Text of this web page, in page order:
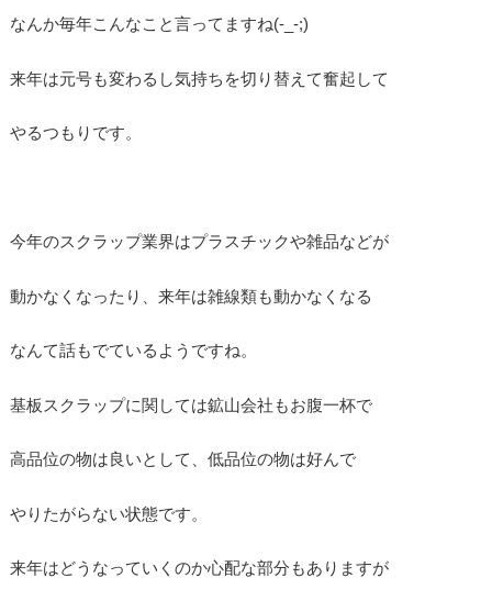
なんか毎年こんなこと言ってますね(-_-;)
来年は元号も変わるし気持ちを切り替えて奮起して
やるつもりです。
今年のスクラップ業界はプラスチックや雑品などが
動かなくなったり、来年は雑線類も動かなくなる
なんて話もでているようですね。
基板スクラップに関しては鉱山会社もお腹一杯で
高品位の物は良いとして、低品位の物は好んで
やりたがらない状態です。
来年はどうなっていくのか心配な部分もありますが